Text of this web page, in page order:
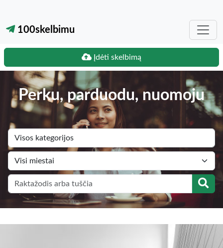
100skelbimu
Įdėti skelbimą
Perku, parduodu, nuomoju